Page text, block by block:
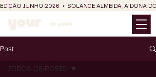
EDIÇÃO JUNHO 2026  •  SOLANGE ALMEIDA, A DONA
Post
TODOS OS POSTS